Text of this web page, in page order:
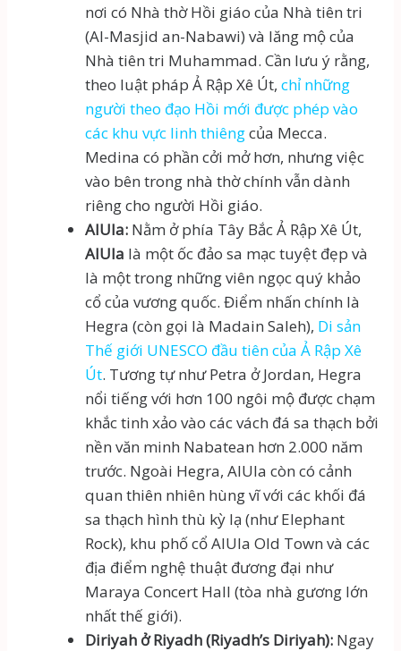
nơi có Nhà thờ Hồi giáo của Nhà tiên tri
(Al-Masjid an-Nabawi) và lăng mộ của
Nhà tiên tri Muhammad. Cần lưu ý rằng,
theo luật pháp Ả Rập Xê Út, chỉ những
người theo đạo Hồi mới được phép vào
các khu vực linh thiêngcủa Mecca.
Medina có phần cởi mở hơn, nhưng việc
vào bên trong nhà thờ chính vẫn dành
riêng cho người Hồi giáo.
AlUla:Nằm ở phía Tây Bắc Ả Rập Xê Út,
AlUla là một ốc đảo sa mạc tuyệt đẹp và
là một trong những viên ngọc quý khảo
cổ của vương quốc. Điểm nhấn chính là
Hegra (còn gọi là Madain Saleh), Di sản
Thế giới UNESCO đầu tiên của Ả Rập Xê
Út. Tương tự như Petra ở Jordan, Hegra
nổi tiếng với hơn 100 ngôi mộ được chạm
khắc tinh xảo vào các vách đá sa thạch bởi
nền văn minh Nabatean hơn 2.000 năm
trước. Ngoài Hegra, AlUla còn có cảnh
quan thiên nhiên hùng vĩ với các khối đá
sa thạch hình thù kỳ lạ (như Elephant
Rock), khu phố cổ AlUla Old Town và các
địa điểm nghệ thuật đương đại như
Maraya Concert Hall (tòa nhà gương lớn
nhất thế giới).
Diriyah ở Riyadh (Riyadh’s Diriyah):Ngay